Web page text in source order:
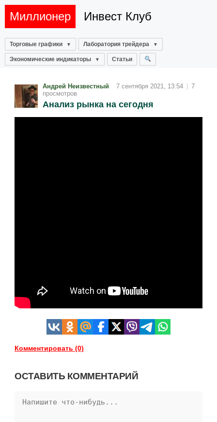
Миллионер Инвест Клуб
Торговые графики Лаборатория трейдера
Экономические индикаторы Статьи
Андрей Неизвестный 7 сентября 2021, 13:54
7
просмотров
Анализ рынка на сегодня
Комментировать (0)
ОСТАВИТЬ КОММЕНТАРИЙ